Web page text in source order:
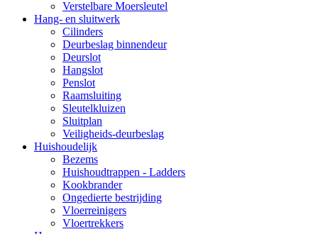
Verstelbare Moersleutel
Hang- en sluitwerk
Cilinders
Deurbeslag binnendeur
Deurslot
Hangslot
Penslot
Raamsluiting
Sleutelkluizen
Sluitplan
Veiligheids-deurbeslag
Huishoudelijk
Bezems
Huishoudtrappen - Ladders
Kookbrander
Ongedierte bestrijding
Vloerreinigers
Vloertrekkers